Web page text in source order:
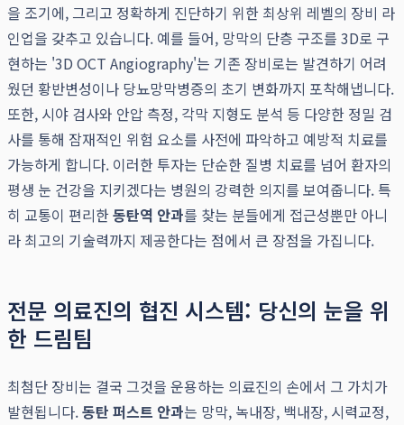
을 조기에, 그리고 정확하게 진단하기 위한 최상위 레벨의 장비 라
인업을 갖추고 있습니다. 예를 들어, 망막의 단층 구조를 3D로 구
현하는 '3D OCT Angiography'는 기존 장비로는 발견하기 어려
웠던 황반변성이나 당뇨망막병증의 초기 변화까지 포착해냅니다.
또한, 시야 검사와 안압 측정, 각막 지형도 분석 등 다양한 정밀 검
사를 통해 잠재적인 위험 요소를 사전에 파악하고 예방적 치료를
가능하게 합니다. 이러한 투자는 단순한 질병 치료를 넘어 환자의
평생 눈 건강을 지키겠다는 병원의 강력한 의지를 보여줍니다. 특
히 교통이 편리한동탄역 안과를 찾는 분들에게 접근성뿐만 아니
라 최고의 기술력까지 제공한다는 점에서 큰 장점을 가집니다.
전문 의료진의 협진 시스템: 당신의 눈을 위
한 드림팀
최첨단 장비는 결국 그것을 운용하는 의료진의 손에서 그 가치가
발현됩니다.동탄 퍼스트 안과는 망막, 녹내장, 백내장, 시력교정,